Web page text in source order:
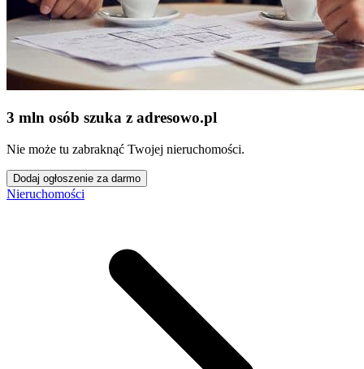
3 mln osób szuka z adresowo.pl
Nie może tu zabraknąć Twojej nieruchomości.
Dodaj ogłoszenie za darmo
Nieruchomości